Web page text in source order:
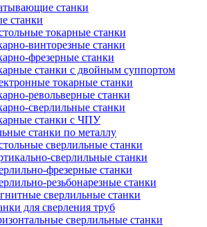
станки
станки
токарные станки
винторезные станки
фрезерные станки
станки с двойным суппортом
токарные станки
револьверные станки
сверлильные станки
станки с ЧПУ
станки по металлу
сверлильные станки
сверлильные станки
фрезерные станки
резьбонарезные станки
сверлильные станки
для сверления труб
сверлильные станки